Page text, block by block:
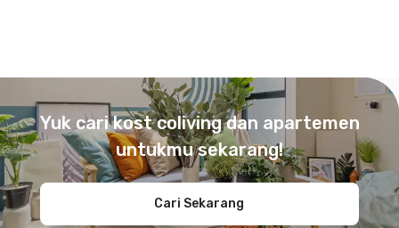
Yuk cari kost coliving dan apartemen
untukmu sekarang!
Cari Sekarang